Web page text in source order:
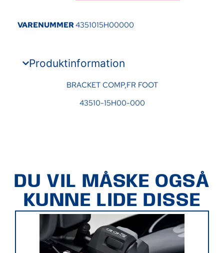
VARENUMMER 4351015H00000
Produktinformation
BRACKET COMP,FR FOOT
43510-15H00-000
DU VIL MÅSKE OGSÅ
KUNNE LIDE DISSE